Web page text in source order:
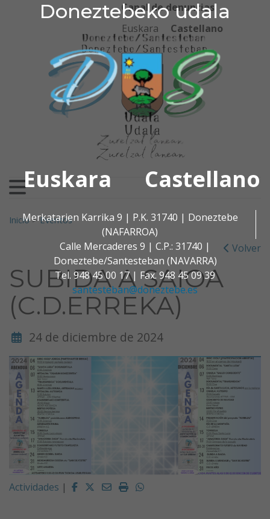
Doneztebeko udala
Euskara Castellano
Merkatarien Karrika 9 | P.K. 31740 | Doneztebe
(NAFARROA)
Calle Mercaderes 9 | C.P.: 31740 |
Doneztebe/Santesteban (NAVARRA)
Tel. 948 45 00 17 | Fax. 948 45 09 39
santesteban@doneztebe.es
Ir al contenido
Doneztebeko udala
Canal de denuncias
Euskara
Castellano
Buscar:
Inicio>Eventos
Volver
SUBIDA A SAIOA
(C.D.ERREKA)
24 de diciembre de 2024
Actividades | Facebook
Twitter
EmailImprimirWhatsapp